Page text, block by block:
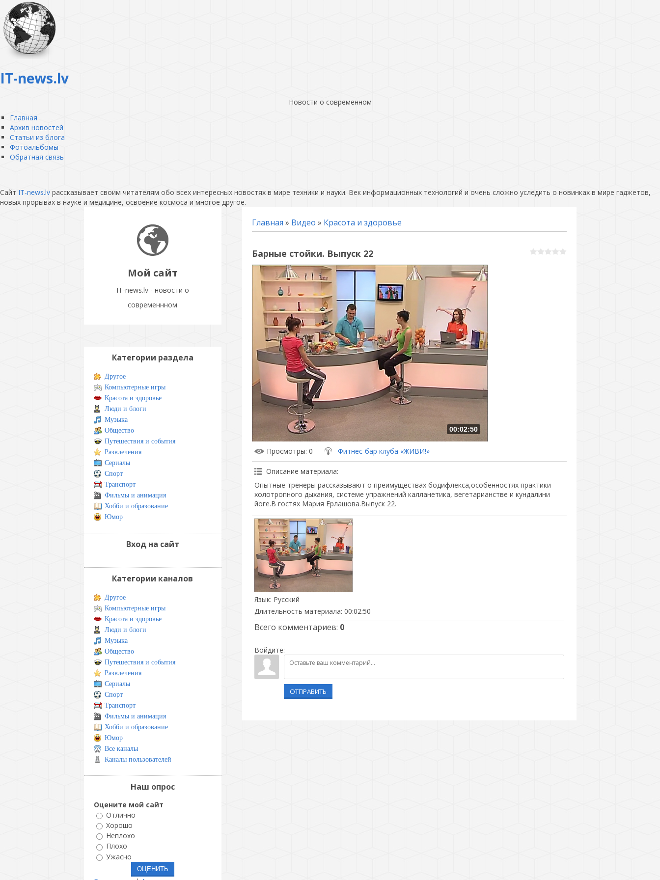
IT-news.lv
Новости о современном
Главная
Архив новостей
Статьи из блога
Фотоальбомы
Обратная связь
Сайт IT-news.lv рассказывает своим читателям обо всех интересных новостях в мире техники и науки. Век информационных технологий и очень сложно уследить о новинках в мире гаджетов,
новых прорывах в науке и медицине, освоение космоса и многое другое.
Мой сайт
IT-news.lv - новости о
современнном
Главная » Видео » Красота и здоровье
Барные стойки. Выпуск 22
00:02:50
Просмотры: 0 Фитнес-бар клуба «ЖИВИ!»
Описание материала:
Опытные тренеры рассказывают о преимуществах бодифлекса,особенностях практики
холотропного дыхания, системе упражнений калланетика, вегетарианстве и кундалини
йоге.В гостях Мария Ерлашова.Выпуск 22.
Язык: Русский
Длительность материала: 00:02:50
Всего комментариев: 0
Войдите:
ОТПРАВИТЬ
Категории раздела
Другое
Компьютерные игры
Красота и здоровье
Люди и блоги
Музыка
Общество
Путешествия и события
Развлечения
Сериалы
Спорт
Транспорт
Фильмы и анимация
Хобби и образование
Юмор
Вход на сайт
Категории каналов
Другое
Компьютерные игры
Красота и здоровье
Люди и блоги
Музыка
Общество
Путешествия и события
Развлечения
Сериалы
Спорт
Транспорт
Фильмы и анимация
Хобби и образование
Юмор
Все каналы
Каналы пользователей
Наш опрос
Оцените мой сайт
Отлично
Хорошо
Неплохо
Плохо
Ужасно